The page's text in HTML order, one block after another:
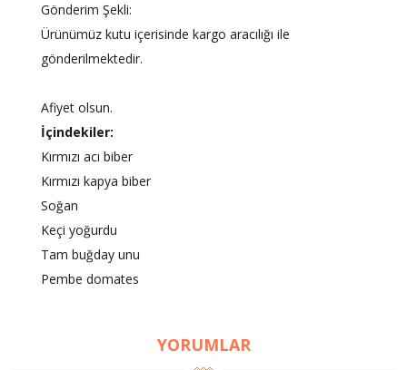
Gönderim Şekli:
Ürünümüz kutu içerisinde kargo aracılığı ile
gönderilmektedir.
Afiyet olsun.
İçindekiler:
Kırmızı acı biber
Kırmızı kapya biber
Soğan
Keçi yoğurdu
Tam buğday unu
Pembe domates
YORUMLAR
BU HAFTANIN PLANLI İNDİRİMİ